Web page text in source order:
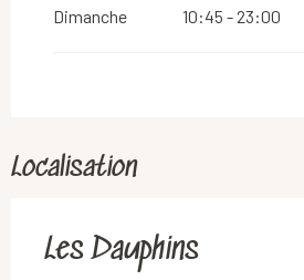
Dimanche 10:45 - 23:00
Localisation
Les Dauphins